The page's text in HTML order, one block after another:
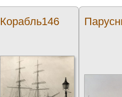
Корабль146